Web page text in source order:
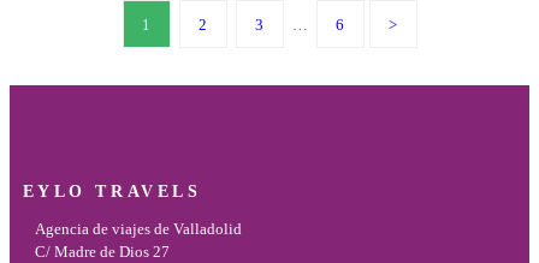
1 2 3 6
EYLO TRAVELS
Agencia de viajes de Valladolid
C/ Madre de Dios 27